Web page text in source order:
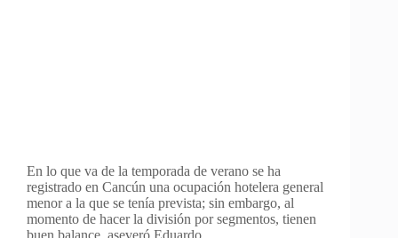
En lo que va de la temporada de verano se ha
registrado en Cancún una ocupación hotelera general
menor a la que se tenía prevista; sin embargo, al
momento de hacer la división por segmentos, tienen
buen balance, aseveró Eduardo…